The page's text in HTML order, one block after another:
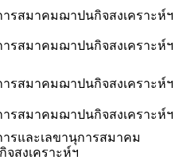
ารสมาคมฌาปนกิจสงเคราะห์ฯ
ารสมาคมฌาปนกิจสงเคราะห์ฯ
ารสมาคมฌาปนกิจสงเคราะห์ฯ
ารสมาคมฌาปนกิจสงเคราะห์ฯ
รและเลขานุการสมาคม
สงเคราะห์ฯ